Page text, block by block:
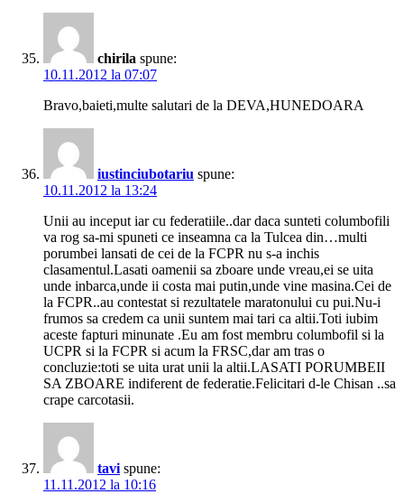
chirila spune:
10.11.2012 la 07:07
Bravo,baieti,multe salutari de la DEVA,HUNEDOARA
iustinciubotariu spune:
10.11.2012 la 13:24
Unii au inceput iar cu federatiile..dar daca sunteti columbofili
va rog sa-mi spuneti ce inseamna ca la Tulcea din…multi
porumbei lansati de cei de la FCPR nu s-a inchis
clasamentul.Lasati oamenii sa zboare unde vreau,ei se uita
unde inbarca,unde ii costa mai putin,unde vine masina.Cei de
la FCPR..au contestat si rezultatele maratonului cu pui.Nu-i
frumos sa credem ca unii suntem mai tari ca altii.Toti iubim
aceste fapturi minunate .Eu am fost membru columbofil si la
UCPR si la FCPR si acum la FRSC,dar am tras o
concluzie:toti se uita urat unii la altii.LASATI PORUMBEII
SA ZBOARE indiferent de federatie.Felicitari d-le Chisan ..sa
crape carcotasii.
tavi spune:
11.11.2012 la 10:16